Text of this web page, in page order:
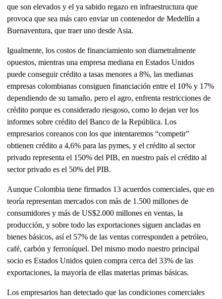
que son elevados y el ya sabido regazo en infraestructura que
provoca que sea más caro enviar un contenedor de Medellín a
Buenaventura, que traer uno desde Asia.
Igualmente, los costos de financiamiento son diametralmente
opuestos, mientras una empresa mediana en Estados Unidos
puede conseguir crédito a tasas menores a 8%, las medianas
empresas colombianas consiguen financiación entre el 10% y 17%
dependiendo de su tamaño, pero el agro, enfrenta restricciones de
crédito porque es considerado riesgoso, como lo dejan ver los
informes sobre crédito del Banco de la República. Los
empresarios coreanos con los que intentaremos “competir”
obtienen crédito a 4,6% para las pymes, y el crédito al sector
privado representa el 150% del PIB, en nuestro país el crédito al
sector privado es el 50% del PIB.
Aunque Colombia tiene firmados 13 acuerdos comerciales, que en
teoría representan mercados con más de 1.500 millones de
consumidores y más de US$2.000 millones en ventas, la
producción, y sobre todo las exportaciones siguen ancladas en
bienes básicos, así el 57% de las ventas corresponden a petróleo,
café, carbón y ferroníquel. Del mismo modo nuestro principal
socio es Estados Unidos quien compra cerca del 33% de las
exportaciones, la mayoría de ellas materias primas básicas.
Los empresarios han detectado que las condiciones comerciales